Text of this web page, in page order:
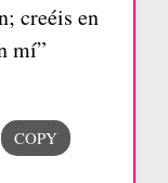
creéis en
mí”